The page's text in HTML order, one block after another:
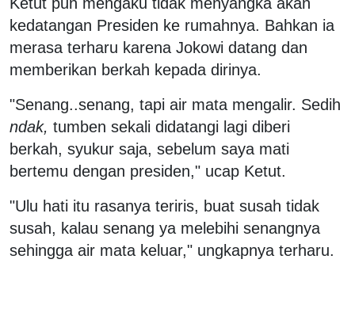
kedatangan Presiden ke rumahnya. Bahkan ia
merasa terharu karena Jokowi datang dan
memberikan berkah kepada dirinya.
"Senang..senang, tapi air mata mengalir. Sedih
ndak, tumben sekali didatangi lagi diberi
berkah, syukur saja, sebelum saya mati
bertemu dengan presiden," ucap Ketut.
"Ulu hati itu rasanya teriris, buat susah tidak
susah, kalau senang ya melebihi senangnya
sehingga air mata keluar," ungkapnya terharu.